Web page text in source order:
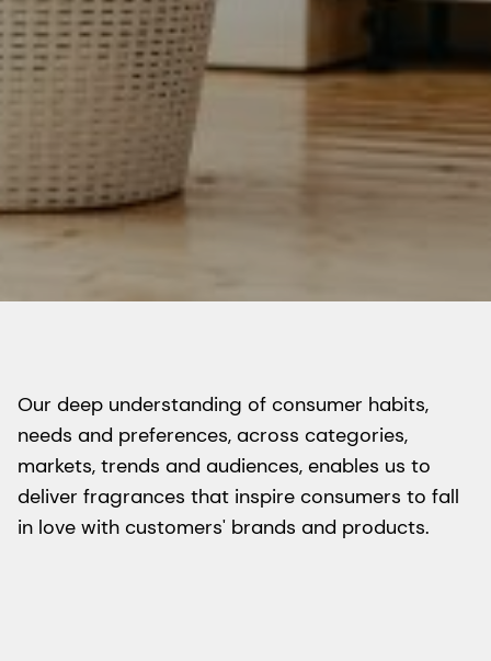
Our deep understanding of consumer habits,
needs and preferences, across categories,
markets, trends and audiences, enables us to
deliver fragrances that inspire consumers to fall
in love with customers' brands and products.